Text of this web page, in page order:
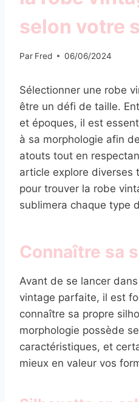
selon votre
Par Fred 06/06/2024
Sélectionner une robe
être un défi de taille.
et époques, il est
à sa morphologie afin
atouts tout en
article explore diverses
pour trouver la robe
sublimera chaque type
Connaître sa
Avant de se lancer
vintage parfaite, il est
connaître sa propre
morphologie possède
caractéristiques, et
mieux en valeur vos